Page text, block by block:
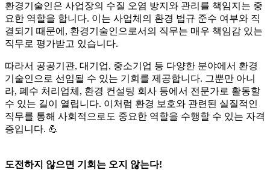
​환경기술인은 사업장의 수질 오염 방지와 관리를 책임지는 중
요한 역할을 합니다. 이는 사업체의 환경 법규 준수 여부와 직
결되기 때문에, 환경기술인으로서의 직무는 매우 책임감 있는
직무로 평가받고 있습니다.​
따라서 공공기관, 대기업, 중소기업 등 다양한 분야에서 환경
기술인으로 선임될 수 있는 기회를 제공합니다. 그뿐만 아니
라, 폐수 처리업체, 환경 컨설팅 회사 등에서 전문가로 활동할
수 있는 길이 열립니다. 이처럼 환경 보호와 관련된 실질적인
직무를 통해 사회적으로도 중요한 역할을 수행할 수 있는 자격
증입니다. 💪
도전하지 않으면 기회는 오지 않는다!